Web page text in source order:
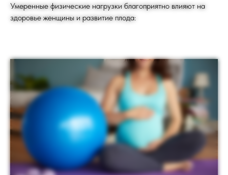
Умеренные физические нагрузки благоприятно влияют на
здоровье женщины и развитие плода: